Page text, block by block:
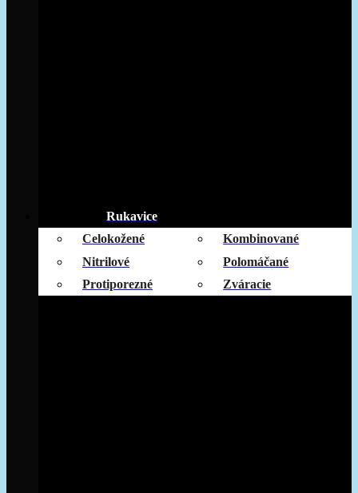
Rukavice
Celokožené
Kombinované
Nitrilové
Polomáčané
Protiporezné
Zváracie